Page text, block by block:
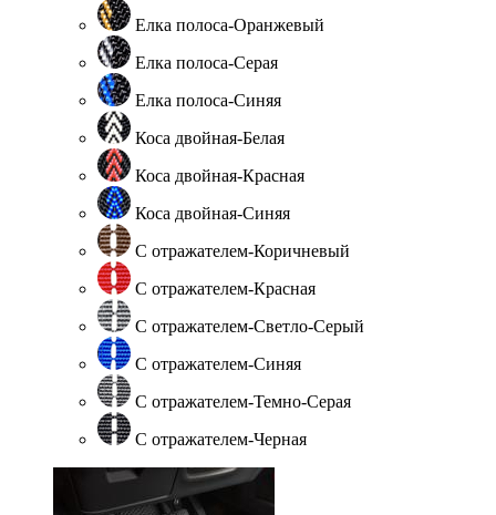
Елка полоса-Оранжевый
Елка полоса-Серая
Елка полоса-Синяя
Коса двойная-Белая
Коса двойная-Красная
Коса двойная-Синяя
С отражателем-Коричневый
С отражателем-Красная
С отражателем-Светло-Серый
С отражателем-Синяя
С отражателем-Темно-Серая
С отражателем-Черная